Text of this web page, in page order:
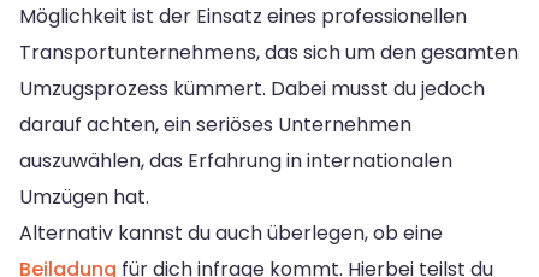
Möglichkeit ist der Einsatz eines professionellen
Transportunternehmens, das sich um den gesamten
Umzugsprozess kümmert. Dabei musst du jedoch
darauf achten, ein seriöses Unternehmen
auszuwählen, das Erfahrung in internationalen
Umzügen hat.
Alternativ kannst du auch überlegen, ob eine
Beiladung für dich infrage kommt. Hierbei teilst du